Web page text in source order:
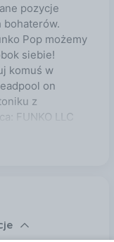
pozycje
bohaterów.
Pop możemy
siebie!
komuś w
on
z
FUNKO LLC
figurki
Funko
półkach i
pudełka.